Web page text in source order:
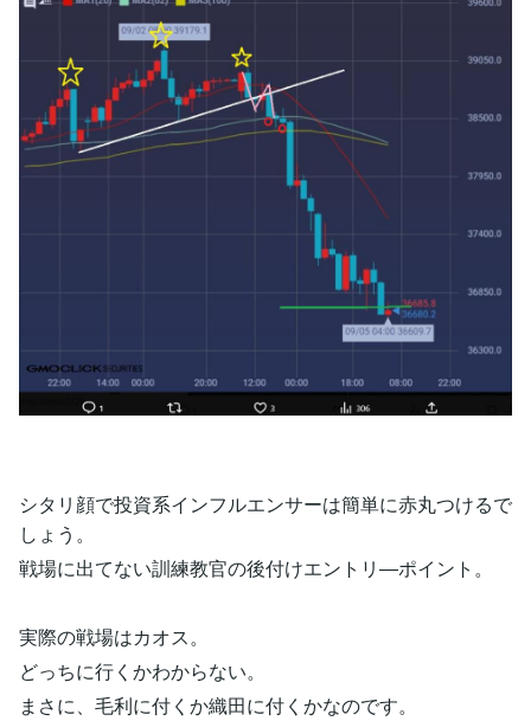
シタリ顔で投資系インフルエンサーは簡単に赤丸つけるで
しょう。
戦場に出てない訓練教官の後付けエントリ―ポイント。
実際の戦場はカオス。
どっちに行くかわからない。
まさに、毛利に付くか織田に付くかなのです。